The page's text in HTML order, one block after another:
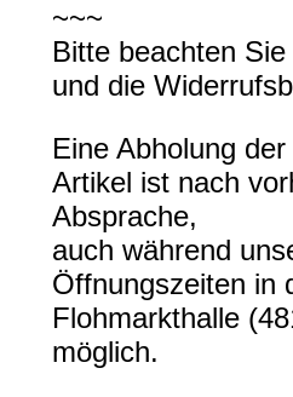
~~~
Bitte beachten
und die
Eine Abholung
Artikel ist nach
Absprache,
auch während
Öffnungszeiten in
Flohmarkthalle
möglich.